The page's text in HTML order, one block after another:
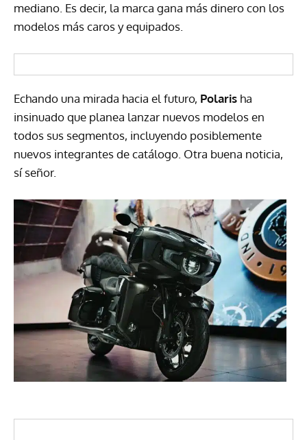
mediano. Es decir, la marca gana más dinero con los
modelos más caros y equipados.
Echando una mirada hacia el futuro, Polaris ha
insinuado que planea lanzar nuevos modelos en
todos sus segmentos, incluyendo posiblemente
nuevos integrantes de catálogo. Otra buena noticia,
sí señor.